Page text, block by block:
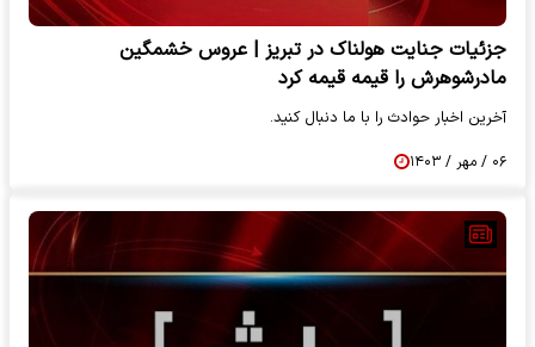
جزئیات جنایت هولناک در تبریز | عروس خشمگین
مادرشوهرش را قیمه قیمه کرد
آخرین اخبار حوادث را با ما دنبال کنید.
۰۶ / مهر / ۱۴۰۳